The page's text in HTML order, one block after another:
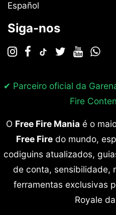
Español
Siga-nos
✔ Parceiro oficial da
Fire
O Free Fire Mania é o
Free Firedo mundo,
codiguins atualizados,
de conta, sensibilidade,
ferramentas exclusivas
Royale